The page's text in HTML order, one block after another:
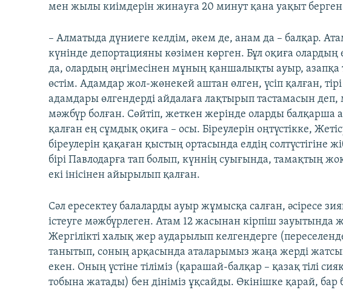
мен жылы киімдерін жинауға 20 минут қана уақыт
– Алматыда дүниеге келдім, әкем де, анам да – балқар.
күнінде депортацияны көзімен көрген. Бұл оқиға олардың
да, олардың әңгімесінен мұның қаншалықты ауыр,
өстім. Адамдар жол-жөнекей аштан өлген, үсіп қалған,
адамдары өлгендерді айдалаға лақтырып тастамасын деп,
мәжбүр болған. Сөйтіп, жеткен жерінде оларды балқарша
қалған ең сұмдық оқиға – осы. Біреулерін оңтүстікке,
біреулерін қақаған қыстың ортасында елдің солтүстігіне
бірі Павлодарға тап болып, күннің суығында, тамақтың
екі інісінен айырылып қалған.
Сәл ересектеу балаларды ауыр жұмысқа салған, әсіресе
істеуге мәжбүрлеген. Атам 12 жасынан кірпіш зауытында
Жергілікті халық жер аударылып келгендерге
танытып, соның арқасында аталарымыз жаңа жерді
екен. Оның үстіне тіліміз (қарашай-балқар – қазақ тілі
тобына жатады) бен дініміз ұқсайды. Өкінішке қарай, бар